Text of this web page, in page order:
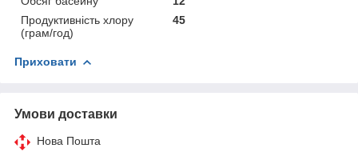
Продуктивність хлору
(грам/год)
45
Приховати
Умови доставки
Нова Пошта